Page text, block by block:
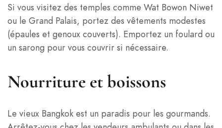
Si vous visitez des temples comme Wat Bowon Niwet
ou le Grand Palais, portez des vêtements modestes
(épaules et genoux couverts). Emportez un foulard ou
un sarong pour vous couvrir si nécessaire.
Nourriture et boissons
Le vieux Bangkok est un paradis pour les gourmands.